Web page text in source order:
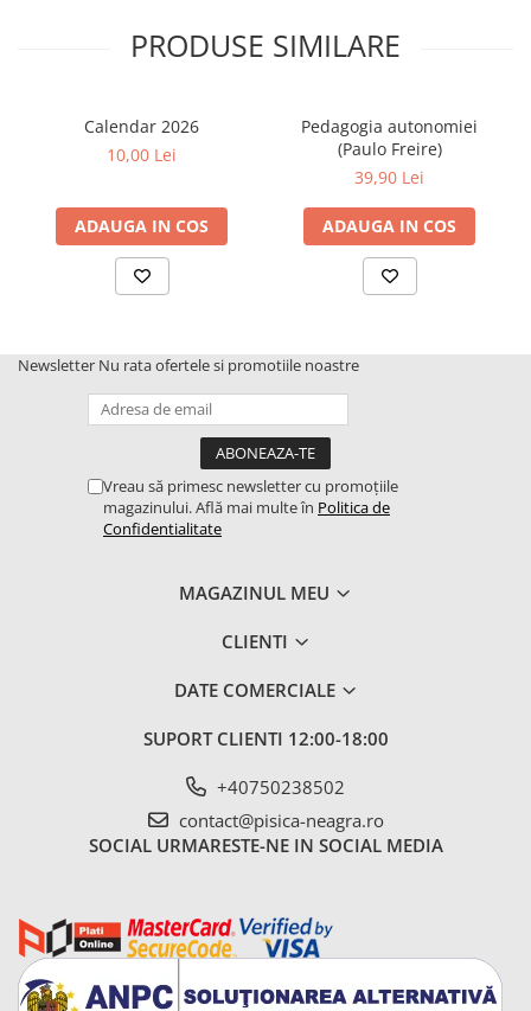
PRODUSE SIMILARE
Calendar 2026
10,00 Lei
ADAUGA IN COS
Pedagogia autonomiei
(Paulo Freire)
39,90 Lei
ADAUGA IN COS
Newsletter Nu rata ofertele si promotiile noastre
Vreau să primesc newsletter cu promoțiile
magazinului. Află mai multe în Politica de
Confidentialitate
MAGAZINUL MEU
CLIENTI
DATE COMERCIALE
SUPORT CLIENTI 12:00-18:00
+40750238502
contact@pisica-neagra.ro
SOCIAL URMARESTE-NE IN SOCIAL MEDIA